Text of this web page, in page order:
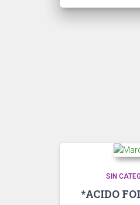
SIN
*ACIDO